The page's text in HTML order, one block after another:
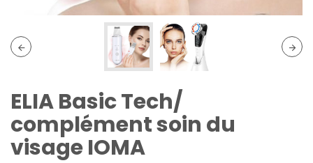
ELIA Basic Tech/
complément soin du
visage IOMA